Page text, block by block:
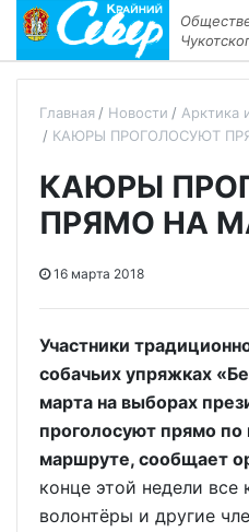
Главная Новости
Арктика
КАЮРЫ ПРОГОЛОСУЮТ
КАЮРЫ
ПРЯМО НА
16 марта 2018
Участники
собачьих упряжках
марта на выборах
проголосуют прямо
маршруте, сообщает
конце этой недели
волонтёры и другие